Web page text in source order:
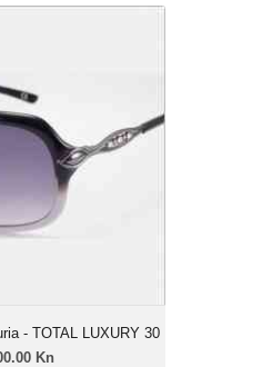
- TOTAL LUXURY 30
Kn
Svi ženski modeli
Linija: Furia Luxury
Okvir: Celulozni acetat
Leće: Urban soft gradual
Zatamnjenje: 40% - 85%